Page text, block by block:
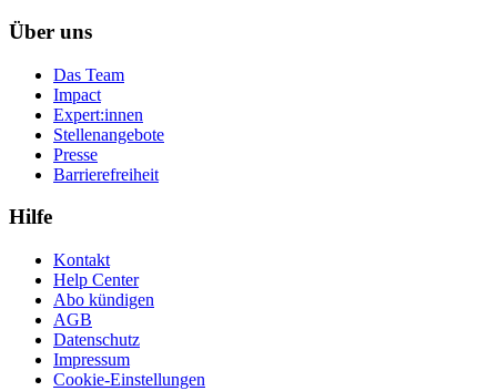
Über uns
Das Team
Impact
Expert:innen
Stellenangebote
Presse
Barrierefreiheit
Hilfe
Kontakt
Help Center
Abo kündigen
AGB
Datenschutz
Impressum
Cookie-Einstellungen